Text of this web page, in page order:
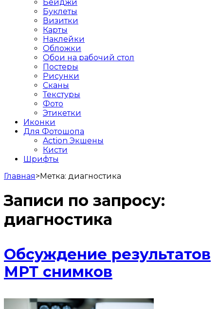
Бейджи
Буклеты
Визитки
Карты
Наклейки
Обложки
Обои на рабочий стол
Постеры
Рисунки
Сканы
Текстуры
Фото
Этикетки
Иконки
Для Фотошопа
Action Экшены
Кисти
Шрифты
Главная>Метка: диагностика
Записи по запросу:
диагностика
Обсуждение результатов
МРТ снимков